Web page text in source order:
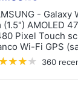
- Galaxy
(1.5") AMOLED
Pixel Touch
Wi-Fi GPS
360